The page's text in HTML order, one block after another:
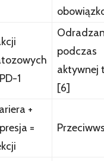
1
podczas
aktywnej
[6]
+
=